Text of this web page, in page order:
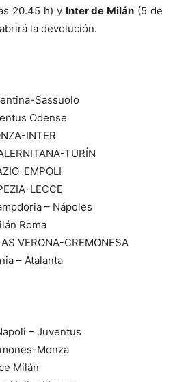
20.45 h) y Inter de Milán (5 de
la devolución.
Sassuolo
Odense
INTER
TURÍN
EMPOLI
LECCE
– Nápoles
Roma
VERONA-CREMONESA
– Atalanta
– Juventus
Monza
Milán